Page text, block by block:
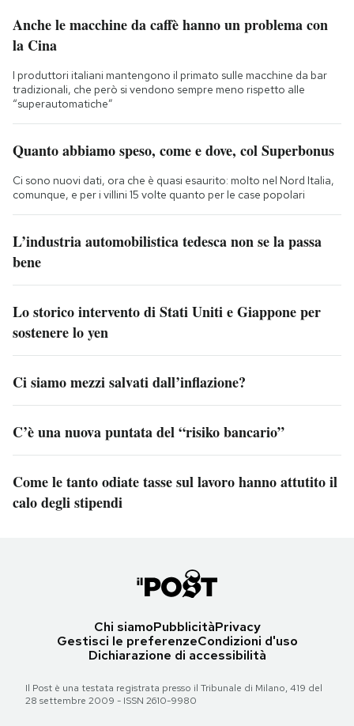
Anche le macchine da caffè hanno un problema con
la Cina
I produttori italiani mantengono il primato sulle macchine da bar
tradizionali, che però si vendono sempre meno rispetto alle
“superautomatiche”
Quanto abbiamo speso, come e dove, col Superbonus
Ci sono nuovi dati, ora che è quasi esaurito: molto nel Nord Italia,
comunque, e per i villini 15 volte quanto per le case popolari
L’industria automobilistica tedesca non se la passa
bene
Lo storico intervento di Stati Uniti e Giappone per
sostenere lo yen
Ci siamo mezzi salvati dall’inflazione?
C’è una nuova puntata del “risiko bancario”
Come le tanto odiate tasse sul lavoro hanno attutito il
calo degli stipendi
Chi siamoPubblicitàPrivacy
Gestisci le preferenzeCondizioni d'uso
Dichiarazione di accessibilità
Il Post è una testata registrata presso il Tribunale di Milano, 419 del
28 settembre 2009 - ISSN 2610-9980